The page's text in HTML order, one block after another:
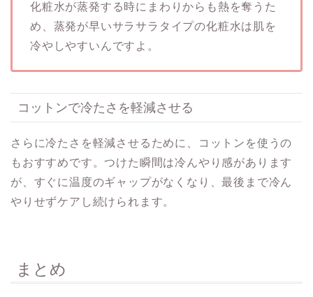
化粧水が蒸発する時にまわりからも熱を奪うた
め、蒸発が早いサラサラタイプの化粧水は肌を
冷やしやすいんですよ。
コットンで冷たさを軽減させる
さらに冷たさを軽減させるために、コットンを使うの
もおすすめです。つけた瞬間は冷んやり感があります
が、すぐに温度のギャップがなくなり、最後まで冷ん
やりせずケアし続けられます。
まとめ